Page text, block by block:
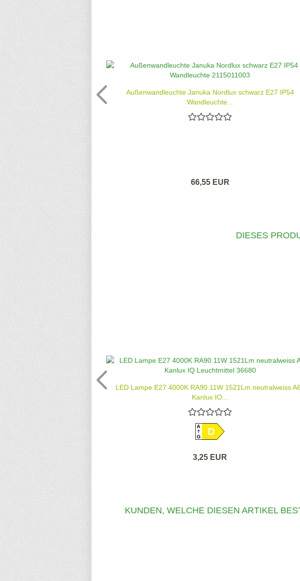
Außenwandleuchte Januka Nordlux schwarz E27 IP54
Wandleuchte...
66,55 EUR
DIESES
LED Lampe E27 4000K RA90 11W 1521Lm neutralweiss
Kanlux IQ...
A
GD
3,25 EUR
KUNDEN, WELCHE DIESEN ARTIKEL